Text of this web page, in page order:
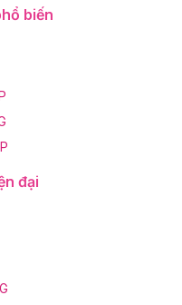
biến
đại